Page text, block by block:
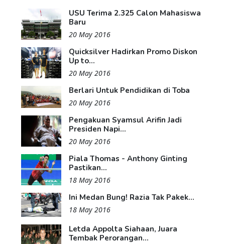
USU Terima 2.325 Calon Mahasiswa
Baru
20 May 2016
Quicksilver Hadirkan Promo Diskon
Up to...
20 May 2016
Berlari Untuk Pendidikan di Toba
20 May 2016
Pengakuan Syamsul Arifin Jadi
Presiden Napi...
20 May 2016
Piala Thomas - Anthony Ginting
Pastikan...
18 May 2016
Ini Medan Bung! Razia Tak Pakek...
18 May 2016
Letda Appolta Siahaan, Juara
Tembak Perorangan...